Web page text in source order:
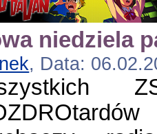
niedziela
, Data: